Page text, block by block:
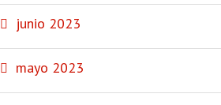
junio 2023
mayo 2023